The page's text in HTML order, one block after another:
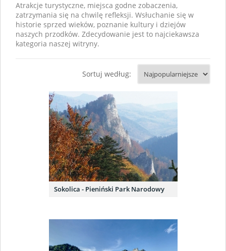
Atrakcje turystyczne, miejsca godne zobaczenia,
zatrzymania się na chwilę refleksji. Wsłuchanie się w
historie sprzed wieków, poznanie kultury i dziejów
naszych przodków. Zdecydowanie jest to najciekawsza
kategoria naszej witryny.
Sortuj według:
Sokolica - Pieniński Park Narodowy